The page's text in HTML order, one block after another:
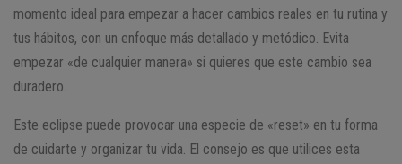
momento ideal para empezar a hacer cambios reales en tu rutina y
tus hábitos, con un enfoque más detallado y metódico. Evita
empezar «de cualquier manera» si quieres que este cambio sea
duradero.
Este eclipse puede provocar una especie de «reset» en tu forma
de cuidarte y organizar tu vida. El consejo es que utilices esta